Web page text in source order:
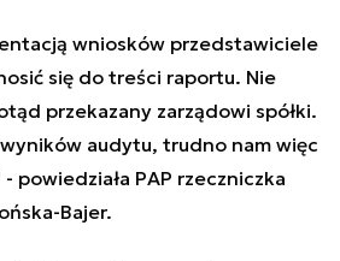
wniosków przedstawiciele
się do treści raportu. Nie
przekazany zarządowi spółki.
audytu, trudno nam więc
powiedziała PAP rzeczniczka
Bajer.